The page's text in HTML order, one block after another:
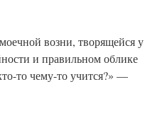
возни, творящейся у
и правильном облике
то чему-то учится?» —